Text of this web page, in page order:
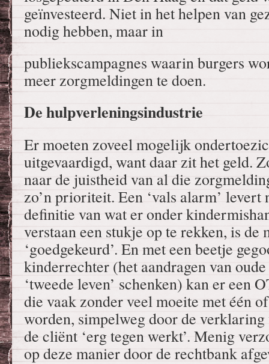
geïnvesteerd. Niet in het helpen van
nodig hebben, maar in
publiekscampagnes waarin burgers
meer zorgmeldingen te doen.
De hulpverleningsindustrie
Er moeten zoveel mogelijk
uitgevaardigd, want daar zit het geld.
naar de juistheid van al die
zo’n prioriteit. Een ‘vals alarm’ levert
definitie van wat er onder
verstaan een stukje op te rekken, is de
‘goedgekeurd’. En met een beetje
kinderrechter (het aandragen van oude
‘tweede leven’ schenken) kan er een
die vaak zonder veel moeite met één
worden, simpelweg door de verklaring
de cliënt ‘erg tegen werkt’. Menig
op deze manier door de rechtbank